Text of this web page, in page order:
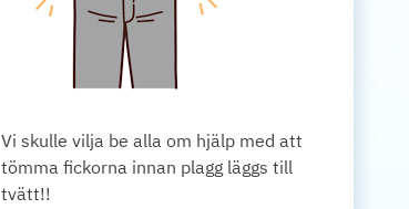
Vi skulle vilja be alla om hjälp med att
tömma fickorna innan plagg läggs till
tvätt!!